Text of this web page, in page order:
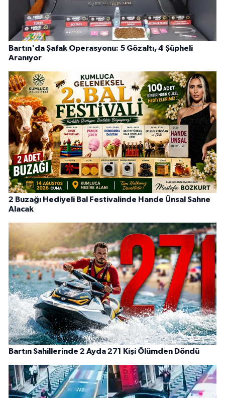
Bartın'da Şafak Operasyonu: 5 Gözaltı, 4 Şüpheli
Aranıyor
2 Buzağı Hediyeli Bal Festivalinde Hande Ünsal Sahne
Alacak
Bartın Sahillerinde 2 Ayda 271 Kişi Ölümden Döndü